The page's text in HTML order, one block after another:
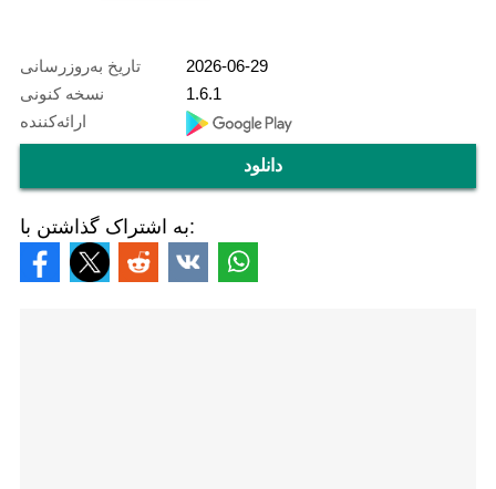
تاریخ به‌روزرسانی
2026-06-29
نسخه کنونی
1.6.1
ارائه‌کننده
دانلود
به اشتراک گذاشتن با: